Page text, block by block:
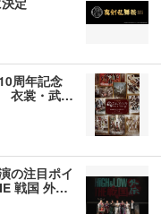
周年記念
衣裳・武…
の注目ポイ
戦国 外…